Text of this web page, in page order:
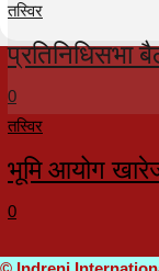
तस्विर
प्रतिनिधिसभा
0
तस्विर
भूमि आयोग
0